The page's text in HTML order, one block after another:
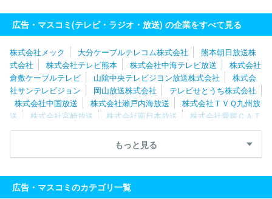
会社テレビユー福島
福島テレビ株式会社
日本海テレビジョン放
送株式会社
山隂中央テレビジヨン放送株式会社
広告・マスコミ(テレビ・ラジオ・放送) の企業をすべて見る
株式会社メック 大分ケーブルテレコム株式会社
熊本朝日放送株
式会社
株式会社テレビ熊本 株式会社中海テレビ放送
株式会社
倉敷ケーブルテレビ
山隂中央テレビジヨン放送株式会社
株式会
社サンテレビジョン
岡山放送株式会社
テレビせとうち株式会社
株式会社中国放送
株式会社瀨戸内海放送
株式会社ＴＶＱ九州放
送
株式会社宮崎放送 株式会社南日本放送
株式会社愛媛ＣＡＴ
Ｖ
鹿児島テレビ放送株式会社
稲沢シーエーティーヴィ株式会社
読売テレビ放送株式会社
長野朝日放送株式
会社
ク株式会社
信越放送株式会社 中京テレビ放送株式会社
関西テ
レビ放送株式会社
株式会社東日本放送
もっと見る
広告・マスコミのカテゴリ一覧